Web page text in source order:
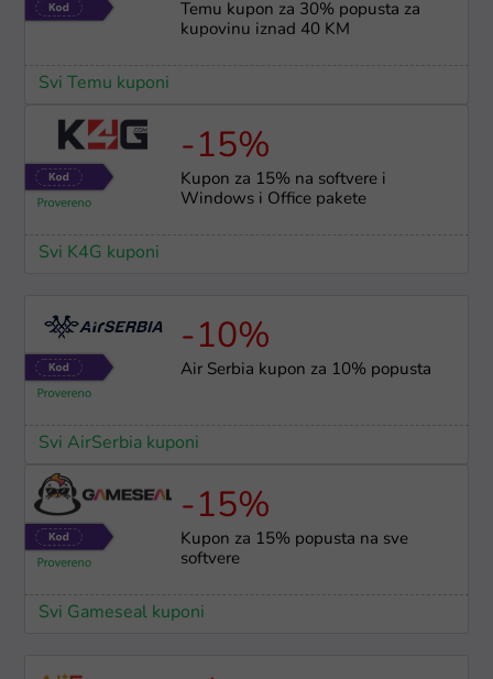
Temu kupon za 30% popusta za
kupovinu iznad 40 KM
Svi Temu kuponi
-15%
Kupon za 15% na softvere i
Windows i Office pakete
Svi K4G kuponi
-10%
Air Serbia kupon za 10% popusta
Svi AirSerbia kuponi
-15%
Kupon za 15% popusta na sve
softvere
Svi Gameseal kuponi